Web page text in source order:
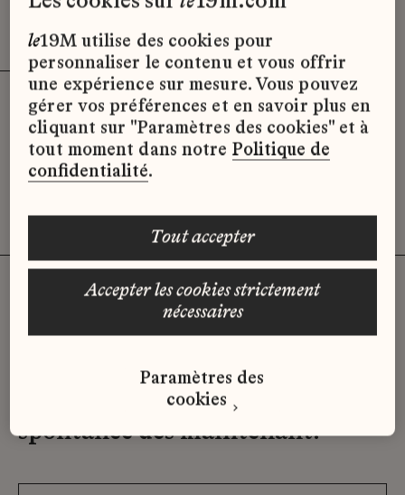
Désolé, il semble qu’il n’y ait pas
d’offres d’emploi disponibles pour le
moment.
Vous n'avez pas trouvé d'offre
qui correspond à votre profil ?
Envoyez-nous votre candidature
spontanée dès maintenant.
le19M utilise des cookies pour
personnaliser le contenu et vous offrir
une expérience sur mesure. Vous pouvez
gérer vos préférences et en savoir plus en
cliquant sur "Paramètres des cookies" et à
tout moment dans notre Politique de
confidentialité.
accepter les cookies strictement
nécessaires
tout accepter
Paramètres des
cookies